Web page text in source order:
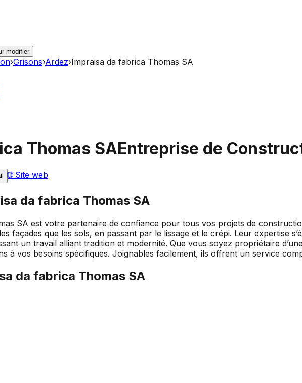
modifier
›Grisons›Ardez›Impraisa da fabrica Thomas SA
Thomas SAEntreprise de
🌐Site web
da fabrica Thomas SA
SA est votre partenaire de confiance pour tous vos projets de
façades que les sols, en passant par le lissage et le crépi. Leur expertise
un travail alliant tradition et modernité. Que vous soyez propriétaire
à vos besoins spécifiques. Joignables facilement, ils offrent un service
da fabrica Thomas SA